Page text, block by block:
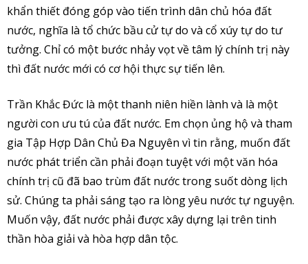
khẩn thiết đóng góp vào tiến trình dân chủ hóa đất
nước, nghĩa là tổ chức bầu cử tự do và cổ xúy tự do tư
tưởng. Chỉ có một bước nhảy vọt về tâm lý chính trị này
thì đất nước mới có cơ hội thực sự tiến lên.
Trần Khắc Đức là một thanh niên hiền lành và là một
người con ưu tú của đất nước. Em chọn ủng hộ và tham
gia Tập Hợp Dân Chủ Đa Nguyên vì tin rằng, muốn đất
nước phát triển cần phải đoạn tuyệt với một văn hóa
chính trị cũ đã bao trùm đất nước trong suốt dòng lịch
sử. Chúng ta phải sáng tạo ra lòng yêu nước tự nguyện.
Muốn vậy, đất nước phải được xây dựng lại trên tinh
thần hòa giải và hòa hợp dân tộc.